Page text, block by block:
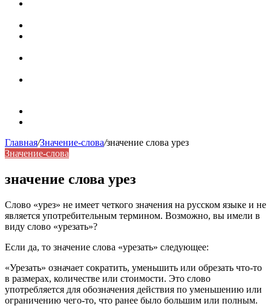
Главная/Значение-слова/значение слова урез
Значение-слова
значение слова урез
Слово «урез» не имеет четкого значения на русском языке и не
является употребительным термином. Возможно, вы имели в
виду слово «урезать»?
Если да, то значение слова «урезать» следующее:
«Урезать» означает сократить, уменьшить или обрезать что-то
в размерах, количестве или стоимости. Это слово
употребляется для обозначения действия по уменьшению или
ограничению чего-то, что ранее было большим или полным.